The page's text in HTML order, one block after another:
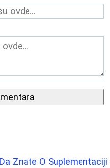
Znate O Suplementaciji